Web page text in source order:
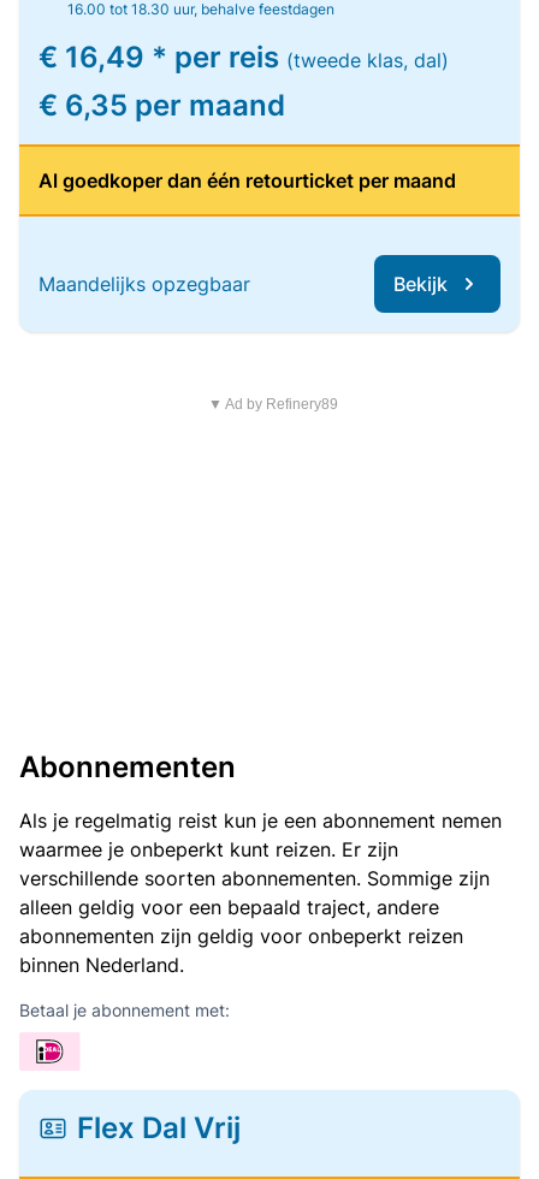
16.00 tot 18.30 uur, behalve feestdagen
€ 16,49 * per reis (tweede klas, dal)
€ 6,35 per maand
Al goedkoper dan één retourticket per maand
Maandelijks opzegbaar Bekijk
▼ Ad by Refinery89
Abonnementen
Als je regelmatig reist kun je een abonnement nemen
waarmee je onbeperkt kunt reizen. Er zijn
verschillende soorten abonnementen. Sommige zijn
alleen geldig voor een bepaald traject, andere
abonnementen zijn geldig voor onbeperkt reizen
binnen Nederland.
Betaal je abonnement met:
Flex Dal Vrij